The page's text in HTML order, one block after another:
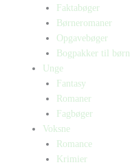
Faktabøger
Børneromaner
Opgavebøger
Bogpakker til børn
Unge
Fantasy
Romaner
Fagbøger
Voksne
Romance
Krimier